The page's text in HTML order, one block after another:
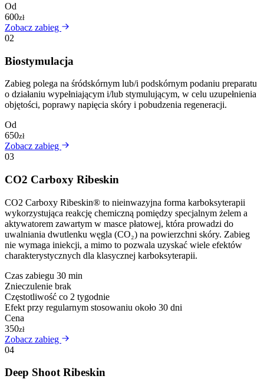
Od
600zł
Zobacz zabieg
02
Biostymulacja
Zabieg polega na śródskórnym lub/i podskórnym podaniu preparatu
o działaniu wypełniającym i/lub stymulującym, w celu uzupełnienia
objętości, poprawy napięcia skóry i pobudzenia regeneracji.
Od
650zł
Zobacz zabieg
03
CO2 Carboxy Ribeskin
CO2 Carboxy Ribeskin® to nieinwazyjna forma karboksyterapii
wykorzystująca reakcję chemiczną pomiędzy specjalnym żelem a
aktywatorem zawartym w masce płatowej, która prowadzi do
uwalniania dwutlenku węgla (CO₂) na powierzchni skóry. Zabieg
nie wymaga iniekcji, a mimo to pozwala uzyskać wiele efektów
charakterystycznych dla klasycznej karboksyterapii.
Czas zabiegu 30 min
Znieczulenie brak
Częstotliwość co 2 tygodnie
Efekt przy regularnym stosowaniu około 30 dni
Cena
350zł
Zobacz zabieg
04
Deep Shoot Ribeskin